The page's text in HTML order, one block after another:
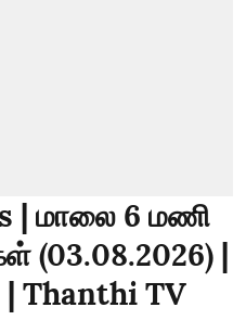
| மாலை 6 மணி
(03.08.2026) |
| Thanthi TV